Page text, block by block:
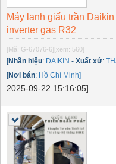
Máy lạnh giấu trần
inverter gas R32
[Mã: G-67076-6][xem: 560]
[Nhãn hiệu: DAIKIN - Xuất xứ:
[Nơi bán: Hồ Chí Minh]
2025-09-22 15:16:05]